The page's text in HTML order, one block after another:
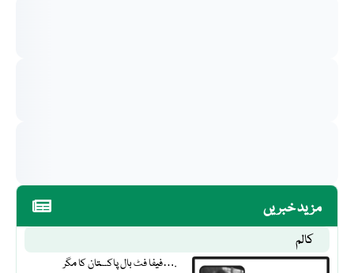
مزید خبریں
کالم
فیفا فٹ بال پاکستان کا مگر….